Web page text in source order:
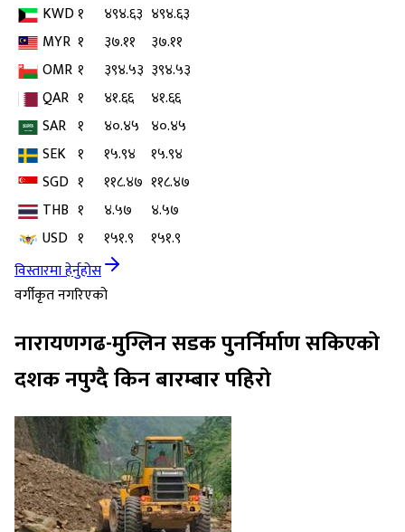
KWD१ ४९४.६३ ४९४.६३
MYR १ ३७.११
३७.११
OMR १ ३९४.५३ ३९४.५३
QAR १ ४१.६६
४१.६६
SAR १ ४०.४५ ४०.४५
SEK १ १५.९४
१५.९४
SGD १ ११८.४७ ११८.४७
THB १ ४.५७
४.५७
USD १ १५१.९
१५१.९
विस्तारमा हेर्नुहोस
वर्गीकृत नगरिएको
नारायणगढ-मुग्लिन सडक पुनर्निर्माण सकिएको
दशक नपुग्दै किन बारम्बार पहिरो